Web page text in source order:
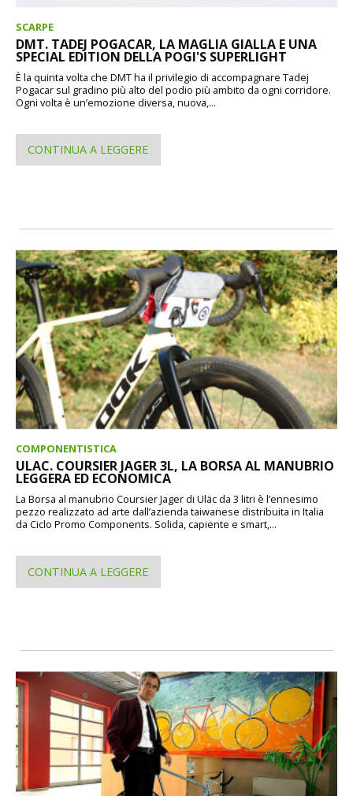
SCARPE
DMT. TADEJ POGACAR, LA MAGLIA GIALLA E UNA
SPECIAL EDITION DELLA POGI'S SUPERLIGHT
È la quinta volta che DMT ha il privilegio di accompagnare Tadej
Pogacar sul gradino più alto del podio più ambito da ogni corridore.
Ogni volta è un’emozione diversa, nuova,...
CONTINUA A LEGGERE
COMPONENTISTICA
ULAC. COURSIER JAGER 3L, LA BORSA AL MANUBRIO
LEGGERA ED ECONOMICA
La Borsa al manubrio Coursier Jager di Uläc da 3 litri è l’ennesimo
pezzo realizzato ad arte dall’azienda taiwanese distribuita in Italia
da Ciclo Promo Components. Solida, capiente e smart,...
CONTINUA A LEGGERE